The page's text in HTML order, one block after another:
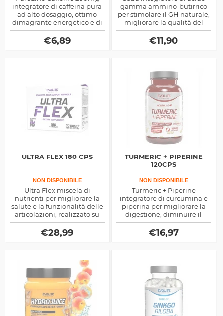
integratore di caffeina pura
ad alto dosaggio, ottimo
dimagrante energetico e di
sostegno alla
concentrazione mentale,
indicato per sportivi e non
€6,89
gamma ammino-butirrico
per stimolare il GH naturale,
migliorare la qualità del
sonno e facilitare il recupero
neurale del sistema nervoso
€11,90
ULTRA FLEX 180 CPS
NON DISPONIBILE
Ultra Flex miscela di
nutrienti per migliorare la
salute e la funzionalità delle
articolazioni, realizzato su
base di collagene,
glucosamina e condroitina,
ottimo sia per uomini che
€28,99
TURMERIC + PIPERINE
120CPS
NON DISPONIBILE
Turmeric + Piperine
integratore di curcumina e
piperina per migliorare la
digestione, diminuire il
lavoro del fegato e ridurre i
radicali liberi, si tratta di un
prodotto naturale
€16,97